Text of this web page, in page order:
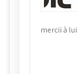
mercii à lui